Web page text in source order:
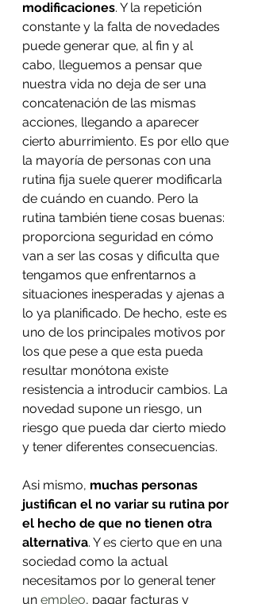
modificaciones. Y la repetición
constante y la falta de novedades
puede generar que, al fin y al
cabo, lleguemos a pensar que
nuestra vida no deja de ser una
concatenación de las mismas
acciones, llegando a aparecer
cierto aburrimiento. Es por ello que
la mayoría de personas con una
rutina fija suele querer modificarla
de cuándo en cuando. Pero la
rutina también tiene cosas buenas:
proporciona seguridad en cómo
van a ser las cosas y dificulta que
tengamos que enfrentarnos a
situaciones inesperadas y ajenas a
lo ya planificado. De hecho, este es
uno de los principales motivos por
los que pese a que esta pueda
resultar monótona existe
resistencia a introducir cambios. La
novedad supone un riesgo, un
riesgo que pueda dar cierto miedo
y tener diferentes consecuencias.
Asi mismo, muchas personas
justifican el no variar su rutina por
el hecho de que no tienen otra
alternativa. Y es cierto que en una
sociedad como la actual
necesitamos por lo general tener
un empleo, pagar facturas y